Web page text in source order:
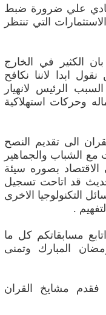
علي ضرورة ضبط
التي تنتظر
الكثير في الخارج
ابدا لاننا نكافح
الرئيس لانهيار
وحركات استهلاكية
الى تقديم النصح
مع الشباب والجماهير
بصوره سيئة
قد اتاحت تسجيل
التكنولوجيا الاخرى
.
مسابقاتكم كل ما
المبارك وتمنى
فقدم مشايخ القران